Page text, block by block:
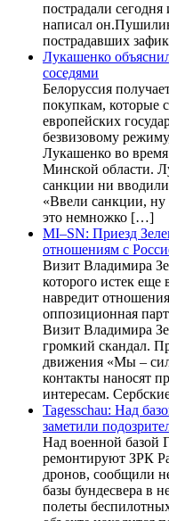
пострадали
написал
пострадавших
Лукашенко
соседями
Белоруссия
покупкам, которые
европейских
безвизовому
Лукашенко во
Минской области.
санкции ни
«Ввели санкции,
это немножко […]
MI–SN: Приезд
отношениям с
Визит Владимира
которого истек еще
навредит
оппозиционная
Визит Владимира
громкий скандал.
движения «Мы –
контакты наносят
интересам.
Tagesschau: Над
заметили
Над военной базой
ремонтируют ЗРК
дронов, сообщили
базы бундесвера в
полеты